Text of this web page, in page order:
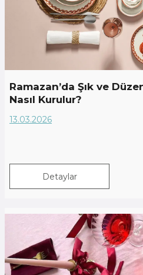
Ramazan’da Şık ve
Nasıl Kurulur?
13.03.2026
Detaylar